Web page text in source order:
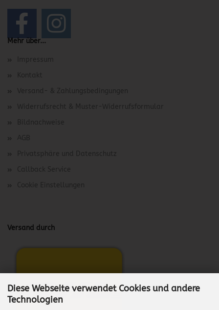
Diese Webseite verwendet Cookies und andere
Technologien
Mehr über...
Impressum
Kontakt
Versand- & Zahlungsbedingungen
Widerrufsrecht & Muster-Widerrufsformular
Bildnachweise
AGB
Privatsphäre und Datenschutz
Callback Service
Cookie Einstellungen
Versand durch